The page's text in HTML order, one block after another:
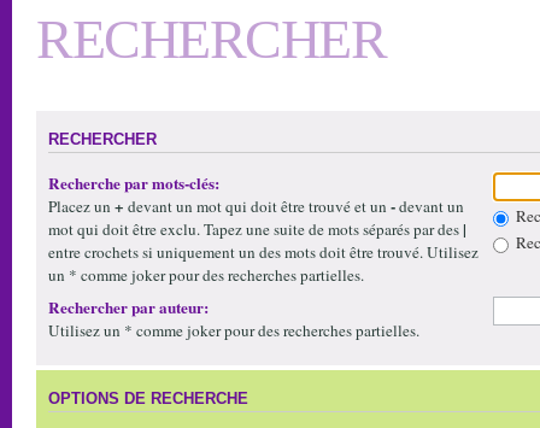
RECHERCHER
RECHERCHER
Recherche par mots-clés:
Placez un + devant un mot qui doit être trouvé et un -devant un
mot qui doit être exclu. Tapez une suite de mots séparés par des|
entre crochets si uniquement un des mots doit être trouvé. Utilisez
un * comme joker pour des recherches partielles.
Rechercher par auteur:
Utilisez un * comme joker pour des recherches partielles.
OPTIONS DE RECHERCHE